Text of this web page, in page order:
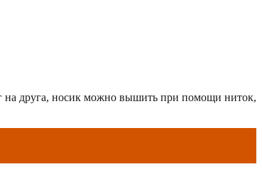
на друга, носик можно вышить при помощи ниток,